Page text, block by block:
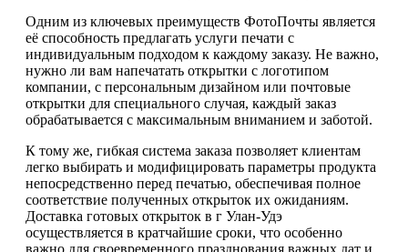
Одним из ключевых преимуществ ФотоПочты является
её способность предлагать услуги печати с
индивидуальным подходом к каждому заказу. Не важно,
нужно ли вам напечатать открытки с логотипом
компании, с персональным дизайном или почтовые
открытки для специального случая, каждый заказ
обрабатывается с максимальным вниманием и заботой.
К тому же, гибкая система заказа позволяет клиентам
легко выбирать и модифицировать параметры продукта
непосредственно перед печатью, обеспечивая полное
соответствие полученных открыток их ожиданиям.
Доставка готовых открыток в г Улан-Удэ
осуществляется в кратчайшие сроки, что особенно